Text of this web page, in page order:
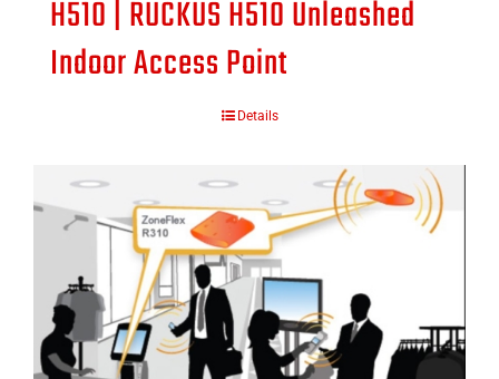
H510 | RUCKUS H510 Unleashed
Indoor Access Point
Details